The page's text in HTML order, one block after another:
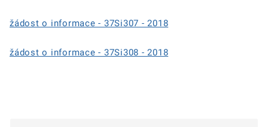
žádost o informace - 37Si307 - 2018
žádost o informace - 37Si308 - 2018